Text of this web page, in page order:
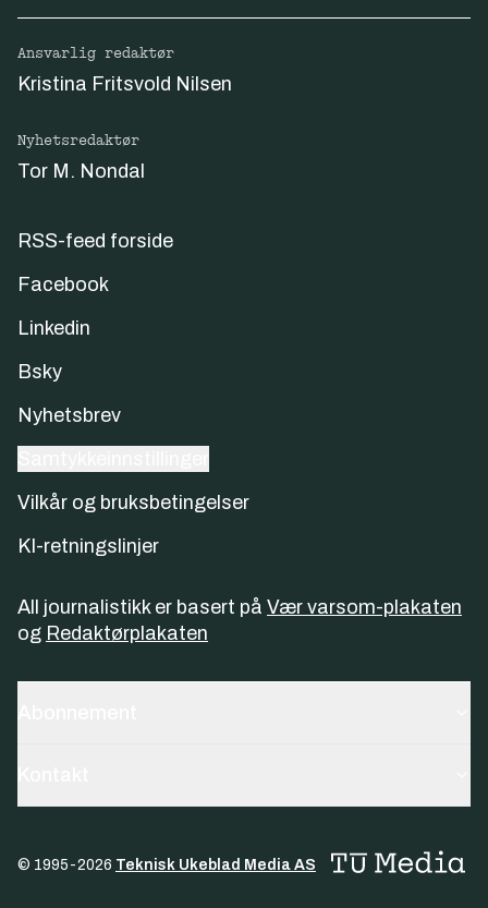
Ansvarlig redaktør
Kristina Fritsvold Nilsen
Nyhetsredaktør
Tor M. Nondal
RSS-feed forside
Facebook
Linkedin
Bsky
Nyhetsbrev
Vilkår og bruksbetingelser
KI-retningslinjer
All journalistikk er basert på Vær varsom-plakaten
og Redaktørplakaten
© 1995-2026 Teknisk Ukeblad Media AS